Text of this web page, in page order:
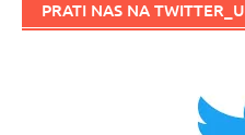
PRATI NAS NA TWITTER_U